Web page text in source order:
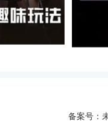
备案号：